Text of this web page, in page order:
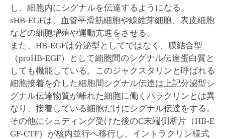
し、細胞内にシグナルを伝達するようになる。
sHB-EGFは、血管平滑筋細胞や線維芽細胞、表皮細胞
などの細胞増殖や運動亢進をさせる。
また、HB-EGFは分泌型としてではなく、膜結合型
（proHB-EGF）として細胞間のシグナル伝達蛋白質と
しても機能している。このジャクスタリンと呼ばれる
細胞接着を介した細胞間シグナル伝達は上記分泌型シ
グナル伝達物質が離れた細胞に働くパラクリンとは異
なり、接着している細胞だけにシグナル伝達をする。
その他にシュディング受けた後のC末端側断片（HB-E
GF-CTF）が核内並行へ移行し、イントラクリン様式